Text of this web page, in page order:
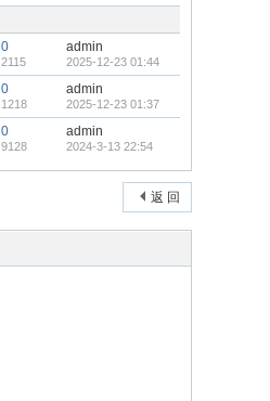
0
2115
admin
2025-12-23 01:44
0
1218
admin
2025-12-23 01:37
0
9128
admin
2024-3-13 22:54
返 回